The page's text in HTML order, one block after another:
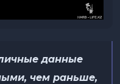
данные
чем раньше,